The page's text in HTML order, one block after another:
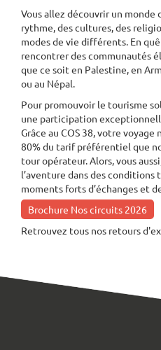
Vous allez découvrir un
rythme, des cultures, des
modes de vie différents. En
rencontrer des communautés
que ce soit en Palestine, en
ou au Népal.
Pour promouvoir le tourisme
une participation
Grâce au COS 38, votre voyage
80% du tarif préférentiel que
tour opérateur. Alors, vous
l’aventure dans des
moments forts d’échanges et
Brochure Nos circuits 2026
Retrouvez tous nos retours